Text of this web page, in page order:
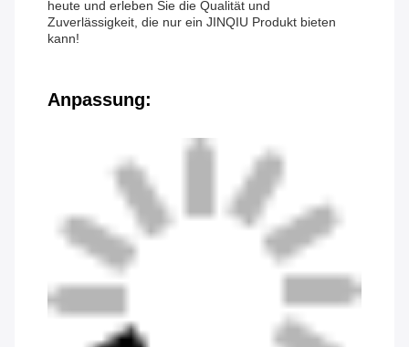
heute und erleben Sie die Qualität und
Zuverlässigkeit, die nur ein JINQIU Produkt bieten
kann!
Anpassung: